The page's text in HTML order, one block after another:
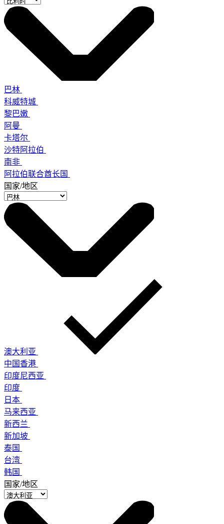
巴林
科威特城
黎巴嫩
阿曼
卡塔尔
沙特阿拉伯
南非
阿拉伯联合酋长国
国家/地区
澳大利亚
中国香港
印度尼西亚
印度
日本
马来西亚
新西兰
新加坡
泰国
台湾
韩国
国家/地区